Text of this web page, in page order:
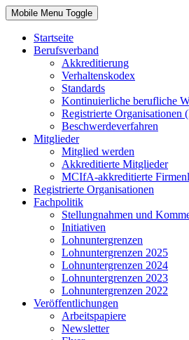
Mobile Menu Toggle
Startseite
Berufsverband
Akkreditierung
Verhaltenskodex
Standards
Kontinuierliche berufliche
Registrierte Organisationen
Beschwerdeverfahren
Mitglieder
Mitglied werden
Akkreditierte Mitglieder
MCIfA-akkreditierte
Registrierte Organisationen
Fachpolitik
Stellungnahmen und
Initiativen
Lohnuntergrenzen
Lohnuntergrenzen 2025
Lohnuntergrenzen 2024
Lohnuntergrenzen 2023
Lohnuntergrenzen 2022
Veröffentlichungen
Arbeitspapiere
Newsletter